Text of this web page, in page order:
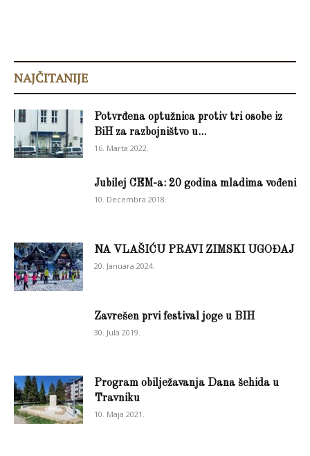
NAJČITANIJE
Potvrđena optužnica protiv tri osobe iz
BiH za razbojništvo u...
16. Marta 2022.
Jubilej CEM-a: 20 godina mladima vođeni
10. Decembra 2018.
NA VLAŠIĆU PRAVI ZIMSKI UGOĐAJ
20. Januara 2024.
Zavrešen prvi festival joge u BIH
30. Jula 2019.
Program obilježavanja Dana šehida u
Travniku
10. Maja 2021.